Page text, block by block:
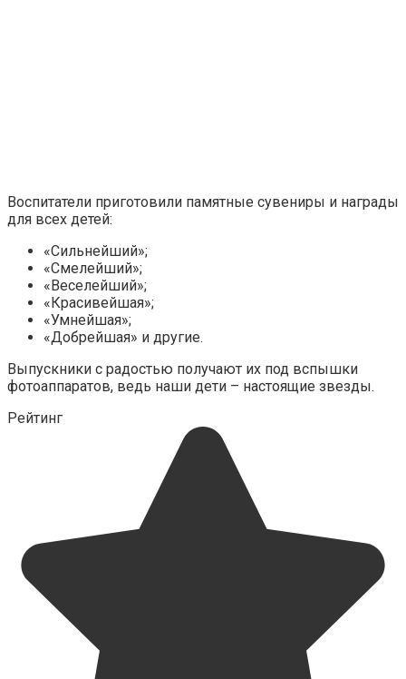
Воспитатели приготовили памятные сувениры и награды
для всех детей:
«Сильнейший»;
«Смелейший»;
«Веселейший»;
«Красивейшая»;
«Умнейшая»;
«Добрейшая» и другие.
Выпускники с радостью получают их под вспышки
фотоаппаратов, ведь наши дети – настоящие звезды.
Рейтинг